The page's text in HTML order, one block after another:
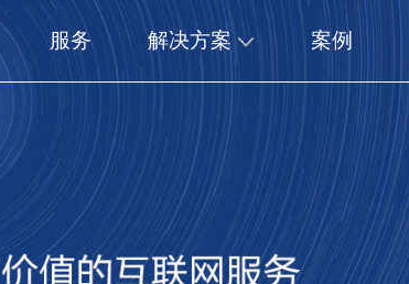
服务 解决方案 案例